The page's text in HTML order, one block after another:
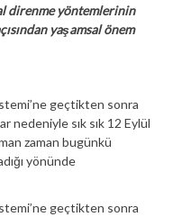
direnme yöntemlerinin
yaşamsal önem
geçtikten sonra
nedeniyle sık sık 12 Eylül
zaman bugünkü
yönünde
geçtikten sonra